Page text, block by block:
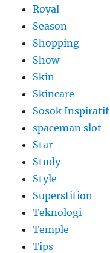
Royal
Season
Shopping
Show
Skin
Skincare
Sosok Inspiratif
spaceman slot
Star
Study
Style
Superstition
Teknologi
Temple
Tips